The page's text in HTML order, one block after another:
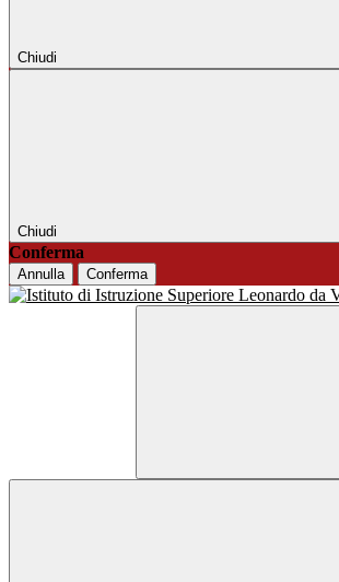
Chiudi
Chiudi
Conferma
Annulla Conferma